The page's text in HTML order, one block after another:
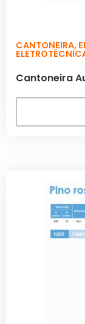
CANTONEIRA,
Cantoneira